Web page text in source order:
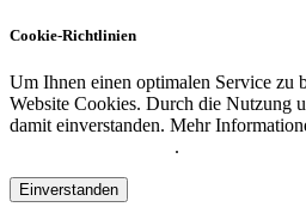
Cookie-Richtlinien
Um Ihnen einen optimalen Service zu
Website Cookies. Durch die Nutzung
damit einverstanden. Mehr
.
Einverstanden